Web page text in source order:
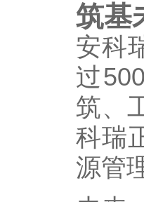
筑基
安科
过
筑、
科瑞
源管